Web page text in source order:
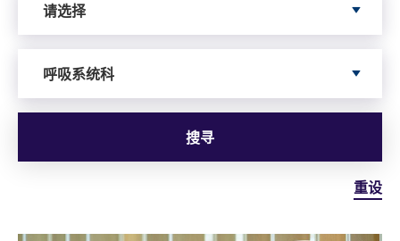
请选择
呼吸系统科
搜寻
重设